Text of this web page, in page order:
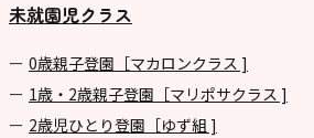
未就園児クラス
0歳親子登園［マカロンクラス ]
1歳・2歳親子登園［マリポサクラス ]
2歳児ひとり登園［ゆず組 ]